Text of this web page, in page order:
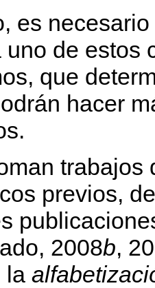
es
uno de estos
que
hacer
trabajos
previos,
2008b,
la